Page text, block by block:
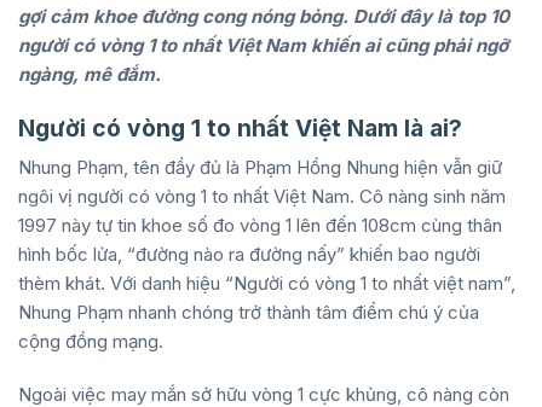
gợi cảm khoe đường cong nóng bỏng. Dưới đây là top 10
người có vòng 1 to nhất Việt Nam khiến ai cũng phải ngỡ
ngàng, mê đắm.
Người có vòng 1 to nhất Việt Nam là ai?
Nhung Phạm, tên đầy đủ là Phạm Hồng Nhung hiện vẫn giữ
ngôi vị người có vòng 1 to nhất Việt Nam. Cô nàng sinh năm
1997 này tự tin khoe số đo vòng 1 lên đến 108cm cùng thân
hình bốc lửa, “đường nào ra đường nấy” khiến bao người
thèm khát. Với danh hiệu “Người có vòng 1 to nhất việt nam”,
Nhung Phạm nhanh chóng trở thành tâm điểm chú ý của
cộng đồng mạng.
Ngoài việc may mắn sở hữu vòng 1 cực khủng, cô nàng còn